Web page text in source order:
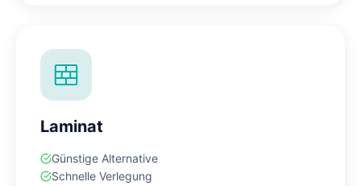
Laminat
Günstige Alternative
Schnelle Verlegung